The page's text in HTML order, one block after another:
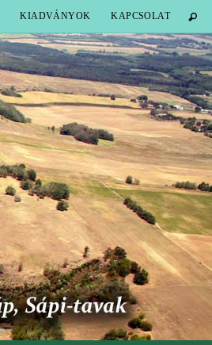
KIADVÁNYOK KAPCSOLAT